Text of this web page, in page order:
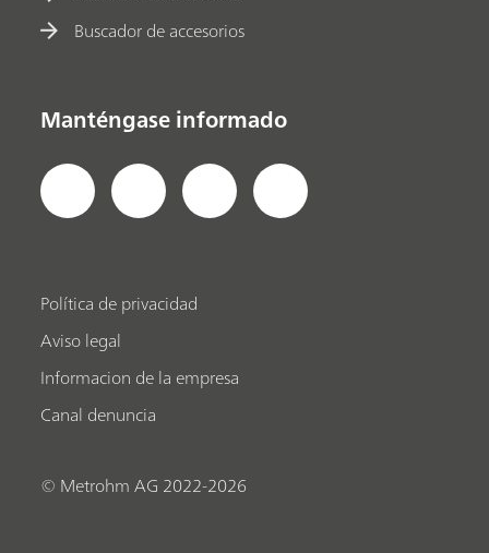
Buscador de accesorios
Manténgase informado
Política de privacidad
Aviso legal
Informacion de la empresa
Canal denuncia
© Metrohm AG 2022-2026